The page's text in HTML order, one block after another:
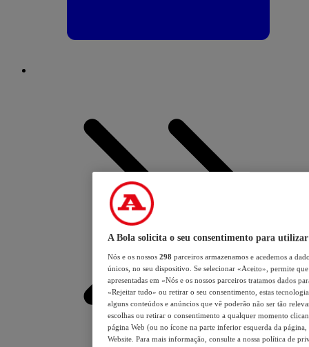
A Bola solicita o seu consentimento para utilizar
Nós e os nossos 298 parceiros armazenamos e acedemos a
únicos, no seu dispositivo. Se selecionar «Aceito», permite
apresentadas em «Nós e os nossos parceiros tratamos dados
«Rejeitar tudo» ou retirar o seu consentimento, estas
alguns conteúdos e anúncios que vê poderão não ser tão
escolhas ou retirar o consentimento a qualquer momento
página Web (ou no ícone na parte inferior esquerda da página,
Website. Para mais informação, consulte a nossa política de